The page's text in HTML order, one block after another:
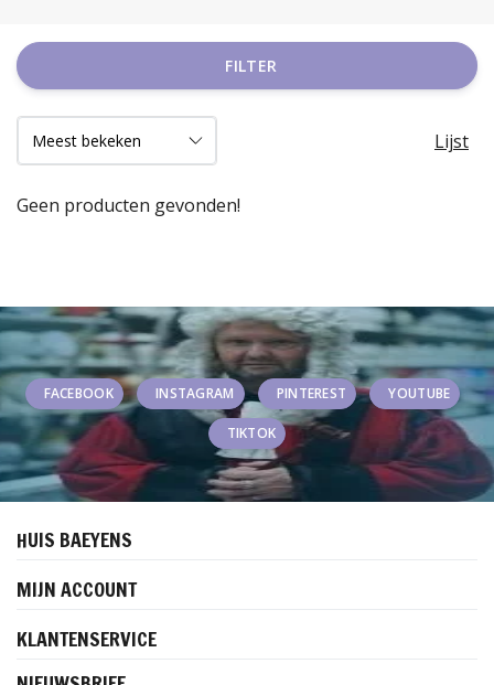
FILTER
Lijst
Geen producten gevonden!
FACEBOOK INSTAGRAM PINTEREST YOUTUBE
TIKTOK
HUIS BAEYENS
MIJN ACCOUNT
KLANTENSERVICE